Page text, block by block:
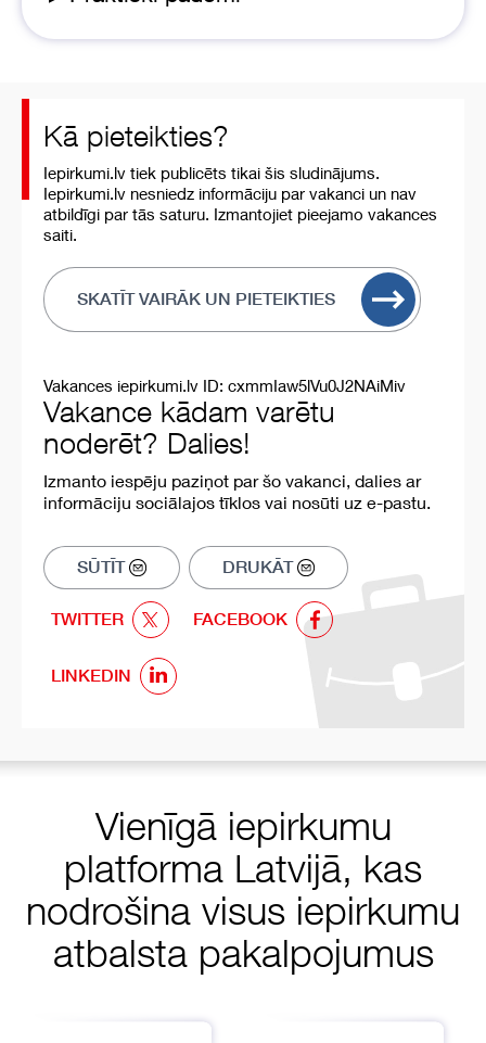
Kā pieteikties?
Iepirkumi.lv tiek publicēts tikai šis sludinājums.
Iepirkumi.lv nesniedz informāciju par vakanci un nav
atbildīgi par tās saturu. Izmantojiet pieejamo vakances
saiti.
SKATĪT VAIRĀK UN PIETEIKTIES
Vakances iepirkumi.lv ID: cxmmIaw5lVu0J2NAiMiv
Vakance kādam varētu
noderēt? Dalies!
Izmanto iespēju paziņot par šo vakanci, dalies ar
informāciju sociālajos tīklos vai nosūti uz e-pastu.
SŪTĪT DRUKĀT
TWITTER FACEBOOK
LINKEDIN
Vienīgā iepirkumu
platforma Latvijā, kas
nodrošina visus iepirkumu
atbalsta pakalpojumus